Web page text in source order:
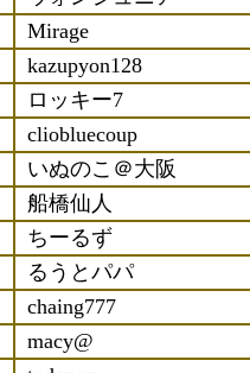
Mirage
kazupyon128
ロッキー7
cliobluecoup
いぬのこ＠大阪
船橋仙人
ちーるず
るうとパパ
chaing777
macy@